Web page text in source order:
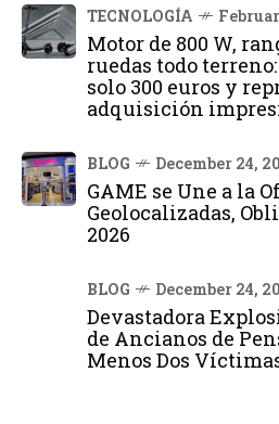
TECNOLOGÍA
Motor de 800 W,
ruedas todo
solo 300 euros y
adquisición
BLOG December 24,
GAME se Une a la
Geolocalizadas,
2026
BLOG December 24,
Devastadora
de Ancianos de
Menos Dos